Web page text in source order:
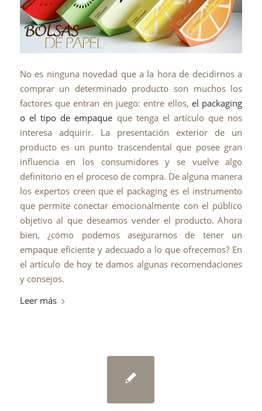
No es ninguna novedad que a la hora de decidirnos a
comprar un determinado producto son muchos los
factores que entran en juego: entre ellos,el packaging
o el tipo de empaque que tenga el artículo que nos
interesa adquirir. La presentación exterior de un
producto es un punto trascendental que posee gran
influencia en los consumidores y se vuelve algo
definitorio en el proceso de compra. De alguna manera
los expertos creen que el packaging es el instrumento
que permite conectar emocionalmente con el público
objetivo al que deseamos vender el producto. Ahora
bien, ¿cómo podemos asegurarnos de tener un
empaque eficiente y adecuado a lo que ofrecemos? En
el artículo de hoy te damos algunas recomendaciones
y consejos.
Leer más